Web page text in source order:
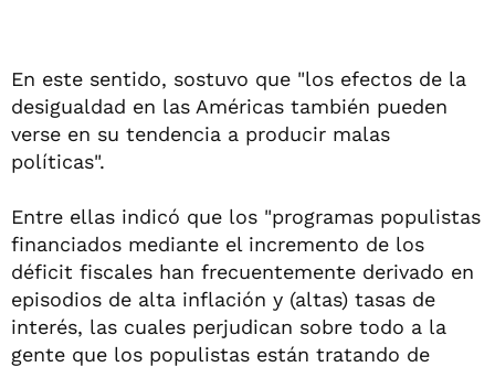
En este sentido, sostuvo que "los efectos de la
desigualdad en las Américas también pueden
verse en su tendencia a producir malas
políticas".
Entre ellas indicó que los "programas populistas
financiados mediante el incremento de los
déficit fiscales han frecuentemente derivado en
episodios de alta inflación y (altas) tasas de
interés, las cuales perjudican sobre todo a la
gente que los populistas están tratando de